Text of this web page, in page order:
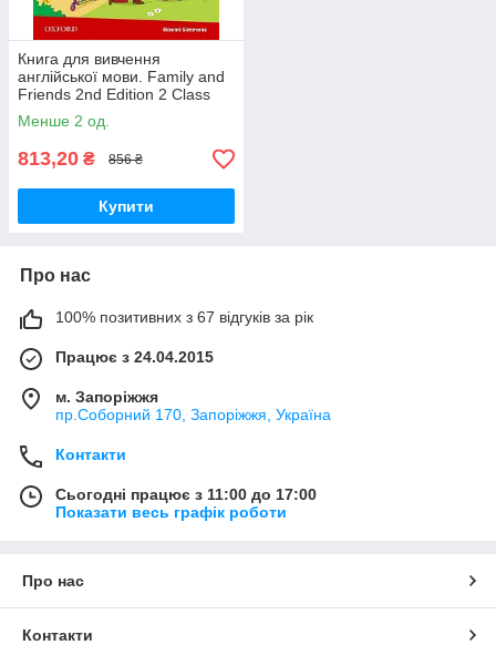
Книга для вивчення
англійської мови. Family and
Friends 2nd Edition 2 Class
Book
Менше 2 од.
813,20 ₴ 856 ₴
Купити
Про нас
100% позитивних з 67 відгуків за рік
Працює з 24.04.2015
м. Запоріжжя
пр.Соборний 170, Запоріжжя, Україна
Контакти
Сьогодні працює з 11:00 до 17:00
Показати весь графік роботи
Про нас
Контакти